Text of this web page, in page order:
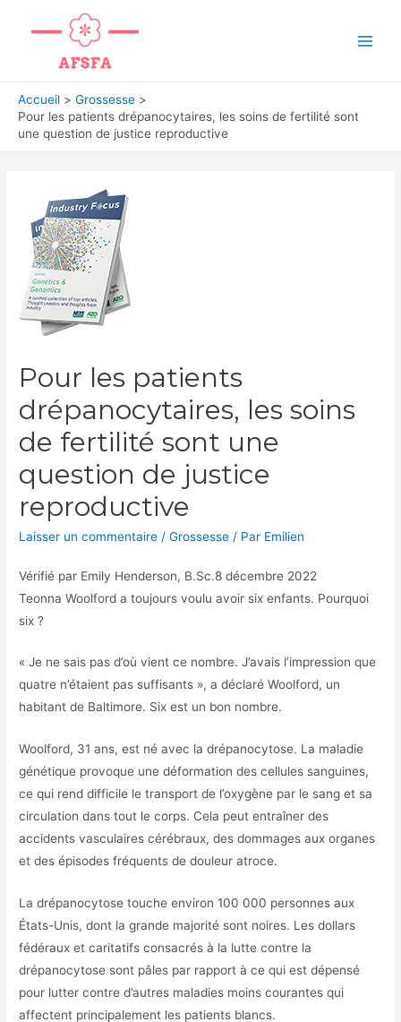
Accueil
Grossesse
Pour les patients drépanocytaires, les soins de fertilité sont
une question de justice reproductive
Pour les patients
drépanocytaires, les soins
de fertilité sont une
question de justice
reproductive
Laisser un commentaire /Grossesse / Par Emilien
Vérifié par Emily Henderson, B.Sc.8 décembre 2022
Teonna Woolford a toujours voulu avoir six enfants. Pourquoi
six ?
« Je ne sais pas d’où vient ce nombre. J’avais l’impression que
quatre n’étaient pas suffisants », a déclaré Woolford, un
habitant de Baltimore. Six est un bon nombre.
Woolford, 31 ans, est né avec la drépanocytose. La maladie
génétique provoque une déformation des cellules sanguines,
ce qui rend difficile le transport de l’oxygène par le sang et sa
circulation dans tout le corps. Cela peut entraîner des
accidents vasculaires cérébraux, des dommages aux organes
et des épisodes fréquents de douleur atroce.
La drépanocytose touche environ 100 000 personnes aux
États-Unis, dont la grande majorité sont noires. Les dollars
fédéraux et caritatifs consacrés à la lutte contre la
drépanocytose sont pâles par rapport à ce qui est dépensé
pour lutter contre d’autres maladies moins courantes qui
affectent principalement les patients blancs.